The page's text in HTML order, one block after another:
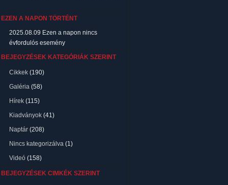
EZEN A NAPON TÖRTÉNT
2025.08.09 Ezen a napon nincs
évfordulós esemény
BEJEGYZÉSEK KATEGÓRIÁK SZERINT
Cikkek (190)
Galéria (58)
Hírek (115)
Kiadványok (41)
Naptár (208)
Nincs kategorizálva (1)
Videó (158)
BEJEGYZÉSEK CIMKÉK SZERINT